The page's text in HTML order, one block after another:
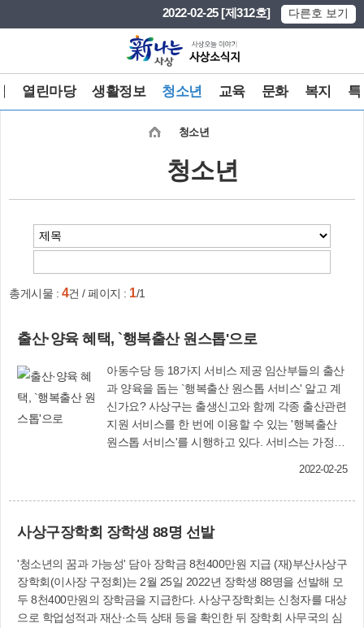
2022-02-25 [제312호] 다른호 보기
열린마당 생활정보 청소년 교육 문화 복지 특
청소년
청소년
총게시물 : 4건 / 페이지 : 1/1
출산·양육 혜택, `행복출산 원스톱'으로
아동수당 등 18가지 서비스 제공 임산부들의 출산
과 양육을 돕는 `행복출산 원스톱 서비스' 알고 계
신가요? 사상구는 출생신고와 함께 각종 출산관련
지원 서비스를 한 번에 이용할 수 있는 '행복출산
원스톱 서비스'를 시행하고 있다. 서비스는 가정양
족이어도 할 수 있다. 신분증과 가족관계증명서 등
정부24 홈페이지(www. gov.kr)에서도 신청할 수
있지만 수수료가 발생한다. 복지정책과 관계자는
"행복출산 원스톱 서비스 시행으로 구민들이 출산
·양육 관련 서비스를 편리하게 이용할 수 있을
2022-02-25
사상구장학회 장학생 88명 선발
'청소년의 꿈과 가능성' 담아 장학금 8천400만원 지급 (재)부산사상구
장학회(이사장 구정회)는 2월 25일 2022년 장학생 88명을 선발해 모
두 8천400만원의 장학금을 지급한다. 사상구장학회는 신청자를 대상
으로 학업성적과 재산·소득 상태 등을 확인한 뒤 장학회 사무국의 심